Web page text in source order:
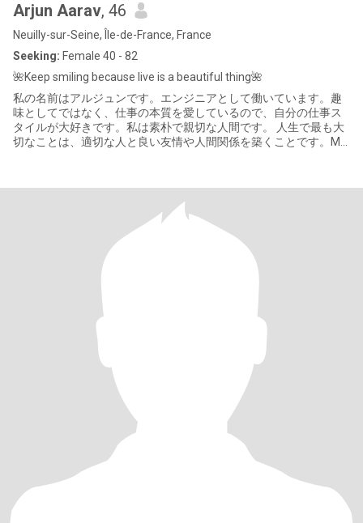
Arjun Aarav, 46
Neuilly-sur-Seine, Île-de-France, France
Seeking: Female 40 - 82
🌺Keep smiling because live is a beautiful thing🌺
私の名前はアルジュンです。エンジニアとして働いています。趣
味としてではなく、仕事の本質を愛しているので、自分の仕事ス
タイルが大好きです。私は素朴で親切な人間です。 人生で最も大
切なことは、適切な人と良い友情や人間関係を築くことです。My